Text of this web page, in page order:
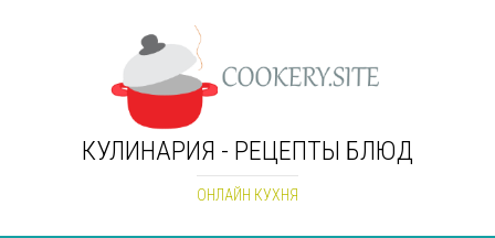
КУЛИНАРИЯ - РЕЦЕПТЫ БЛЮД
ОНЛАЙН КУХНЯ